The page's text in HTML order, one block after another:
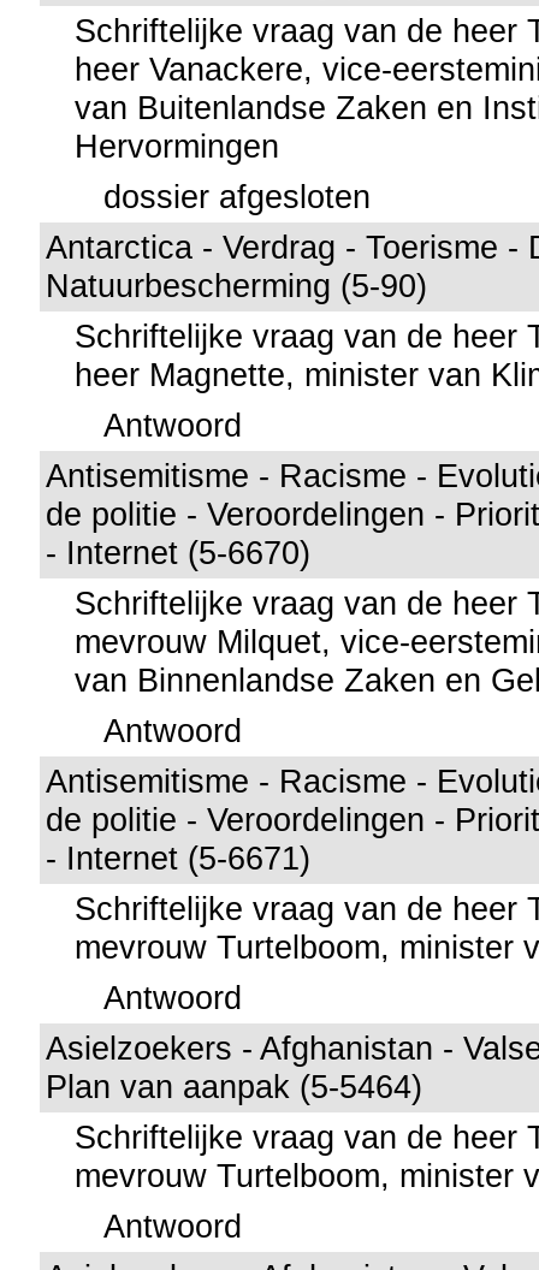
Schriftelijke vraag van de heer
heer Vanackere, vice-
van Buitenlandse Zaken en
Hervormingen
dossier afgesloten
Antarctica - Verdrag - Toerisme -
Natuurbescherming (5-90)
Schriftelijke vraag van de heer
heer Magnette, minister van
Antwoord
Antisemitisme - Racisme -
de politie - Veroordelingen -
- Internet (5-6670)
Schriftelijke vraag van de heer
mevrouw Milquet, vice-
van Binnenlandse Zaken en
Antwoord
Antisemitisme - Racisme -
de politie - Veroordelingen -
- Internet (5-6671)
Schriftelijke vraag van de heer
mevrouw Turtelboom, minister
Antwoord
Asielzoekers - Afghanistan -
Plan van aanpak (5-5464)
Schriftelijke vraag van de heer
mevrouw Turtelboom, minister
Antwoord